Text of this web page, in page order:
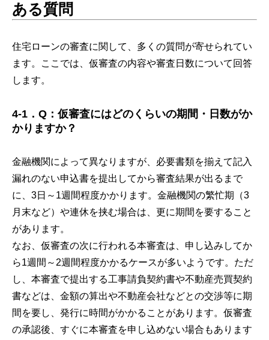
ある質問
住宅ローンの審査に関して、多くの質問が寄せられてい
ます。ここでは、仮審査の内容や審査日数について回答
します。
4-1．Q：仮審査にはどのくらいの期間・日数がか
かりますか？
金融機関によって異なりますが、必要書類を揃えて記入
漏れのない申込書を提出してから審査結果が出るまで
に、3日～1週間程度かかります。金融機関の繁忙期（3
月末など）や連休を挟む場合は、更に期間を要すること
があります。
なお、仮審査の次に行われる本審査は、申し込みしてか
ら1週間～2週間程度かかるケースが多いようです。ただ
し、本審査で提出する工事請負契約書や不動産売買契約
書などは、金額の算出や不動産会社などとの交渉等に期
間を要し、発行に時間がかかることがあります。仮審査
の承認後、すぐに本審査を申し込めない場合もあります